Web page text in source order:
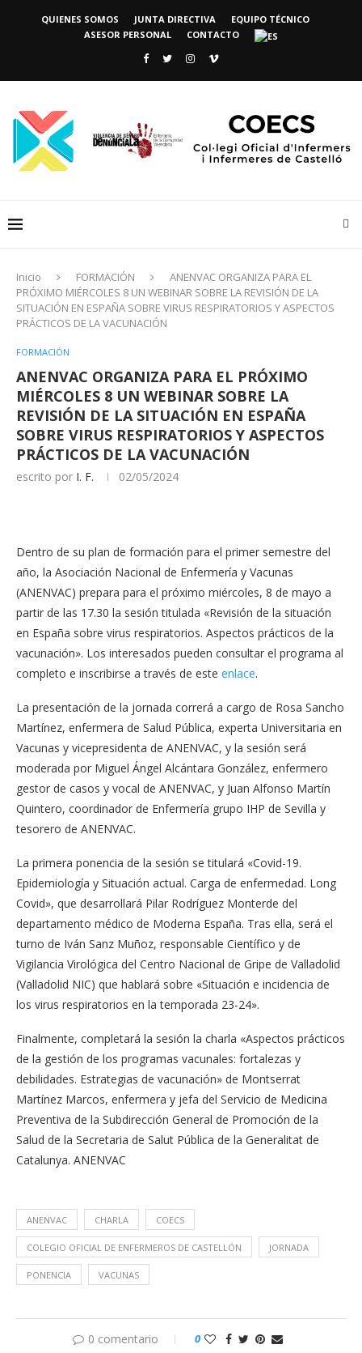
QUIENES SOMOS JUNTA DIRECTIVA
EQUIPO TÉCNICO
ASESOR PERSONAL
CONTACTO
Inicio FORMACIÓN
ANENVAC ORGANIZA PARA EL
PRÓXIMO MIÉRCOLES 8 UN WEBINAR SOBRE LA REVISIÓN DE LA
SITUACIÓN EN ESPAÑA SOBRE VIRUS RESPIRATORIOS Y ASPECTOS
PRÁCTICOS DE LA VACUNACIÓN
FORMACIÓN
ANENVAC ORGANIZA PARA EL PRÓXIMO
MIÉRCOLES 8 UN WEBINAR SOBRE LA
REVISIÓN DE LA SITUACIÓN EN ESPAÑA
SOBRE VIRUS RESPIRATORIOS Y ASPECTOS
PRÁCTICOS DE LA VACUNACIÓN
escrito por I. F. 02/05/2024
Dentro de su plan de formación para el primer semestre del
año, la Asociación Nacional de Enfermería y Vacunas
(ANENVAC) prepara para el próximo miércoles, 8 de mayo a
partir de las 17.30 la sesión titulada «Revisión de la situación
en España sobre virus respiratorios. Aspectos prácticos de la
vacunación». Los interesados pueden consultar el programa al
completo e inscribirse a través de este enlace.
La presentación de la jornada correrá a cargo de Rosa Sancho
Martínez, enfermera de Salud Pública, experta Universitaria en
Vacunas y vicepresidenta de ANENVAC, y la sesión será
moderada por Miguel Ángel Alcántara González, enfermero
gestor de casos y vocal de ANENVAC, y Juan Alfonso Martín
Quintero, coordinador de Enfermería grupo IHP de Sevilla y
tesorero de ANENVAC.
La primera ponencia de la sesión se titulará «Covid-19.
Epidemiología y Situación actual. Carga de enfermedad. Long
Covid», que desarrollará Pilar Rodríguez Monterde del
departamento médico de Moderna España. Tras ella, será el
turno de Iván Sanz Muñoz, responsable Científico y de
Vigilancia Virológica del Centro Nacional de Gripe de Valladolid
(Valladolid NIC) que hablará sobre «Situación e incidencia de
los virus respiratorios en la temporada 23-24».
Finalmente, completará la sesión la charla «Aspectos prácticos
de la gestión de los programas vacunales: fortalezas y
debilidades. Estrategias de vacunación» de Montserrat
Martínez Marcos, enfermera y jefa del Servicio de Medicina
Preventiva de la Subdirección General de Promoción de la
Salud de la Secretaria de Salut Pública de la Generalitat de
Catalunya. ANENVAC
ANENVAC CHARLA COECS
COLEGIO OFICIAL DE ENFERMEROS DE CASTELLÓN JORNADA
PONENCIA VACUNAS
0 comentario 0